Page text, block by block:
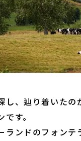
し、辿り着いた
す。
ランドのフォン